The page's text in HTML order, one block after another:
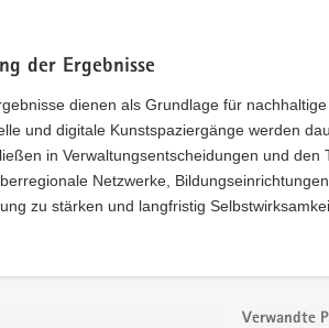
der Ergebnisse
dienen als Grundlage für
und digitale Kunstspaziergänge werden
in Verwaltungsentscheidungen und
Netzwerke,
zu stärken und langfristig
Verwandte